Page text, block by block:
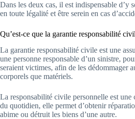
Dans les deux cas, il est indispensable d’y
en toute légalité et être serein en cas
Qu’est-ce que la garantie responsabilité
La garantie responsabilité civile est une
une personne responsable d’un sinistre,
seraient victimes, afin de les dédommager
corporels que matériels.
La responsabilité civile personnelle est une
du quotidien, elle permet d’obtenir
abime ou détruit les biens d’une autre.